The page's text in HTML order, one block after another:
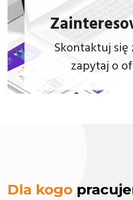
Skontaktuj się
zapytaj o
Dla kogo
na